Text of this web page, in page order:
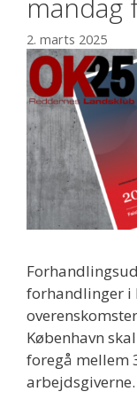
mandag
2. marts 2025
forhandlinger i
København
foregå mellem
arbejdsgiverne.